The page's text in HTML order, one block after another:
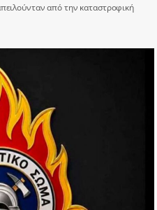
από την καταστροφική